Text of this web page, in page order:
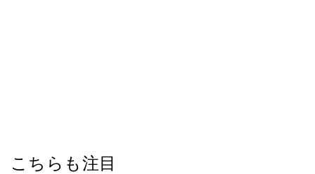
こちらも注目